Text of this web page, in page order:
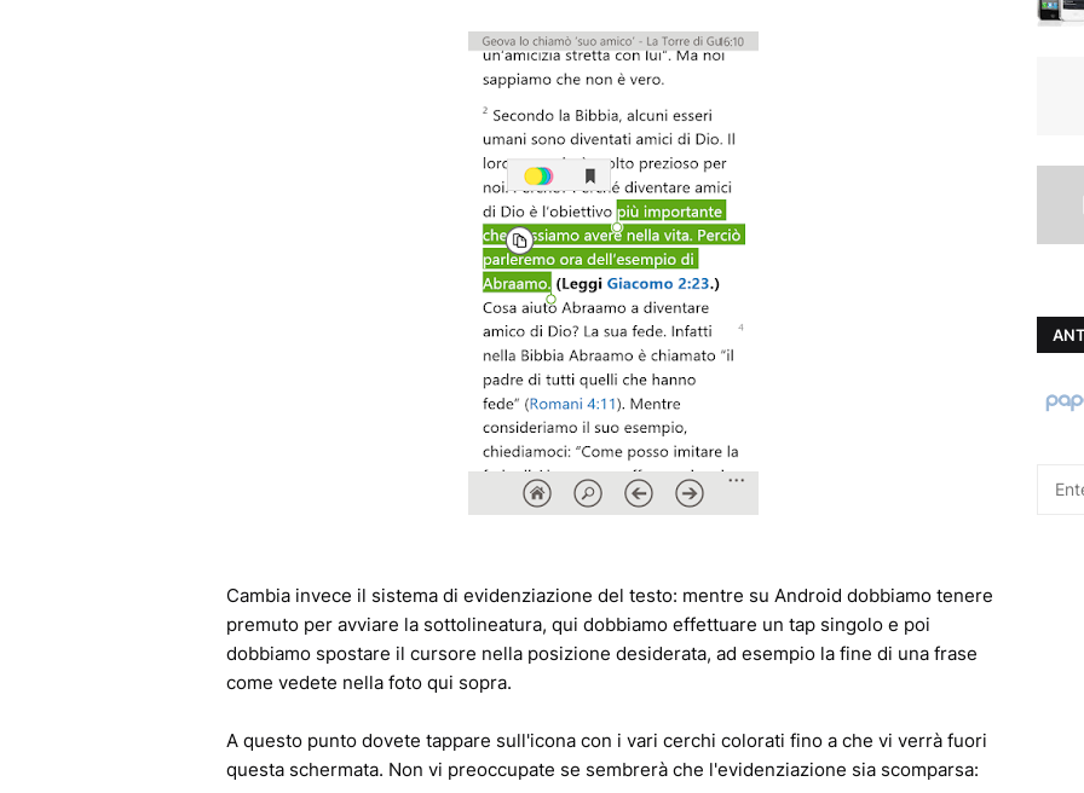
Cambia invece il sistema di evidenziazione del testo: mentre su Android dobbiamo tenere
premuto per avviare la sottolineatura, qui dobbiamo effettuare un tap singolo e poi
dobbiamo spostare il cursore nella posizione desiderata, ad esempio la fine di una frase
come vedete nella foto qui sopra.
A questo punto dovete tappare sull'icona con i vari cerchi colorati fino a che vi verrà fuori
questa schermata. Non vi preoccupate se sembrerà che l'evidenziazione sia scomparsa: